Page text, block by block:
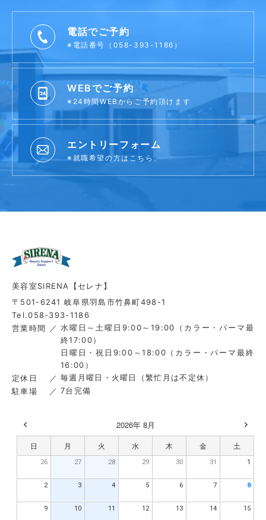
電話でご予約
※電話番号（058-393-1186）
WEBでご予約
※24時間WEBからご予約頂けます
エントリーフォーム
※就職希望の方はこちら
美容室SIRENA【セレナ】
〒501-6241 岐阜県羽島市竹鼻町498-1
Tel.058-393-1186
営業時間
水曜日～土曜日9:00～19:00（カラー・パーマ最
終17:00）
日曜日・祝日9:00～18:00（カラー・パーマ最終
16:00）
定休日
毎週月曜日・火曜日（繁忙月は不定休）
駐車場
7台完備
2026年 8月
日 月 火 水 木 金 土
26 27 28 29 30 31 1
2 3 4 5 6 7 8
9 10 11 12 13 14 15